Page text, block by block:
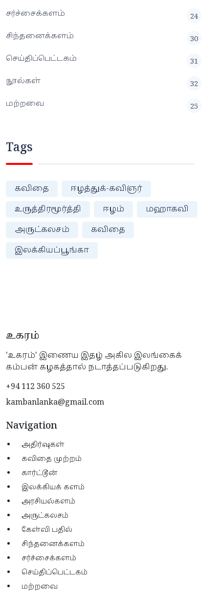
சர்ச்சைக்களம்
24
சிந்தனைக்களம்
30
செய்திப்பெட்டகம்
31
நூல்கள்
32
மற்றவை
25
Tags
கவிதை
ஈழத்துக்-கவிஞர்
உருத்திரமூர்த்தி
ஈழம்
மஹாகவி
அருட்கலசம்
கவிதை
இலக்கியப்பூங்கா
உகரம்
'உகரம்' இணைய இதழ் அகில இலங்கைக்
கம்பன் கழகத்தால் நடாத்தப்படுகிறது.
+94 112 360 525
kambanlanka@gmail.com
Navigation
அதிர்வுகள்
கவிதை முற்றம்
கார்ட்டூன்
இலக்கியக் களம்
அரசியல்களம்
அருட்கலசம்
கேள்வி பதில்
சிந்தனைக்களம்
சர்ச்சைக்களம்
செய்திப்பெட்டகம்
மற்றவை